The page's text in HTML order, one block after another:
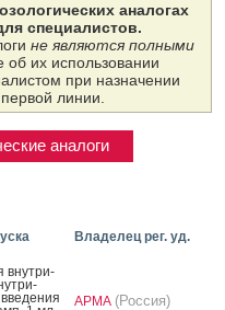
аналогах
специалистов.
не являются полными
об их использовании
при назначении
линии.
аналоги
Владелец рег. уд.
внут­ри­
АРМА (Россия)